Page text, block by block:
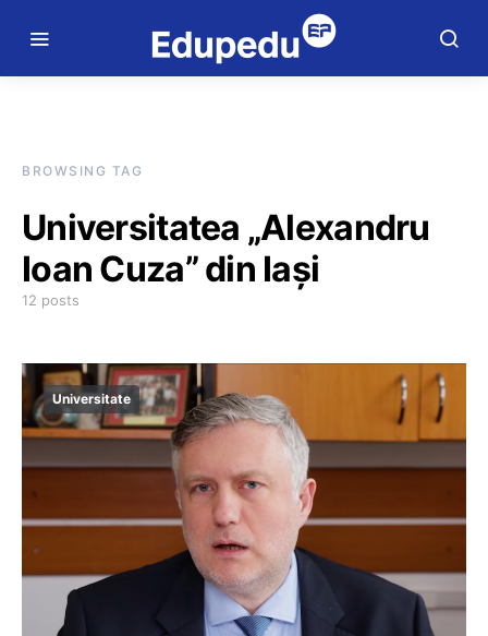
BROWSING TAG
Universitatea „Alexandru
Ioan Cuza” din Iaşi
12 posts
Universitate